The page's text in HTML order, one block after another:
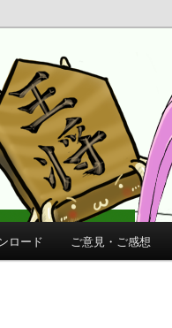
ロード ご意見・ご感想